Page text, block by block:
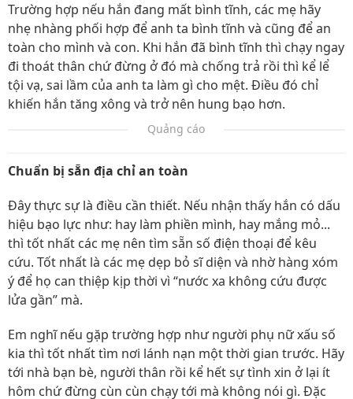
Trường hợp nếu hắn đang mất bình tĩnh, các mẹ hãy
nhẹ nhàng phối hợp để anh ta bình tĩnh và cũng để an
toàn cho mình và con. Khi hắn đã bình tĩnh thì chạy ngay
đi thoát thân chứ đừng ở đó mà chống trả rồi thì kể lể
tội vạ, sai lầm của anh ta làm gì cho mệt. Điều đó chỉ
khiến hắn tăng xông và trở nên hung bạo hơn.
Quảng cáo
Chuẩn bị sẵn địa chỉ an toàn
Đây thực sự là điều cần thiết. Nếu nhận thấy hắn có dấu
hiệu bạo lực như: hay làm phiền mình, hay mắng mỏ...
thì tốt nhất các mẹ nên tìm sẵn số điện thoại để kêu
cứu. Tốt nhất là các mẹ dẹp bỏ sĩ diện và nhờ hàng xóm
ý để họ can thiệp kịp thời vì “nước xa không cứu được
lửa gần” mà.
Em nghĩ nếu gặp trường hợp như người phụ nữ xấu số
kia thì tốt nhất tìm nơi lánh nạn một thời gian trước. Hãy
tới nhà bạn bè, người thân rồi kể hết sự tình xin ở lại ít
hôm chứ đừng cùn cùn chạy tới mà không nói gì. Đặc